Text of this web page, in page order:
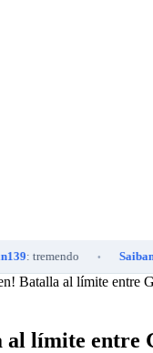
• Saibaman287:
Batalla al límite entre
al límite entre